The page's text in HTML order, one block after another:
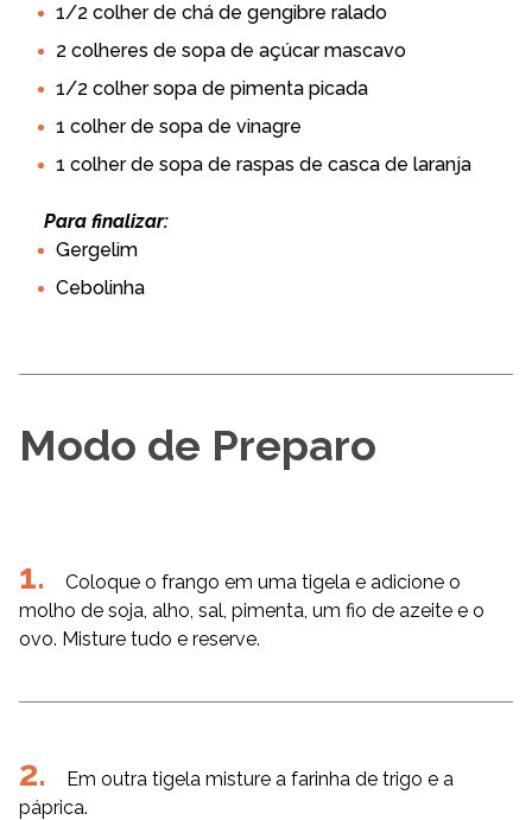
1/2 colher de chá de gengibre ralado
2 colheres de sopa de açúcar mascavo
1/2 colher sopa de pimenta picada
1 colher de sopa de vinagre
1 colher de sopa de raspas de casca de laranja
Para finalizar:
Gergelim
Cebolinha
Modo de Preparo
Coloque o frango em uma tigela e adicione o
molho de soja, alho, sal, pimenta, um fio de azeite e o
ovo. Misture tudo e reserve.
Em outra tigela misture a farinha de trigo e a
páprica.